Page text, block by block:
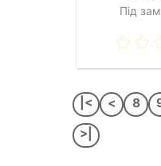
Під
|< < 8
>|